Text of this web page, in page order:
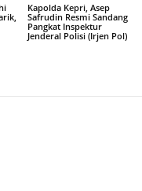
Kapolda Kepri, Asep
Safrudin Resmi Sandang
Pangkat Inspektur
Jenderal Polisi (Irjen Pol)